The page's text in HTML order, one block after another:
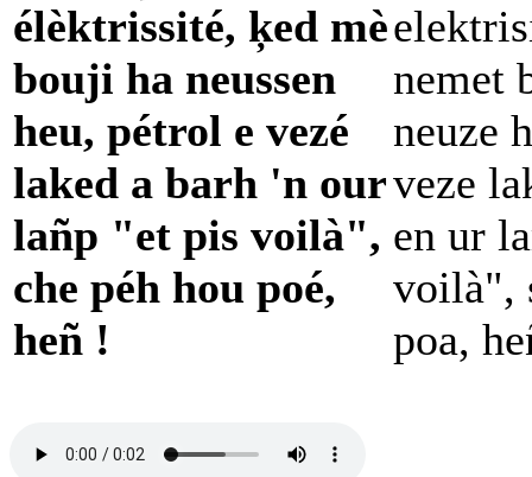
élèktrissité, ķed mè
bouji ha neussen
heu, pétrol e vezé
laked a barh 'n our
lañp "et pis voilà",
che péh hou poé,
heñ !
nemet
neuze
veze
en ur
voilà",
poa,